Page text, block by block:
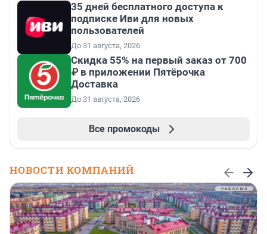
35 дней бесплатного доступа к
подписке Иви для новых
пользователей
До 31 августа, 2026
Скидка 55% на первый заказ от 700
₽ в приложении Пятёрочка
Доставка
До 31 августа, 2026
Все промокоды
НОВОСТИ КОМПАНИЙ